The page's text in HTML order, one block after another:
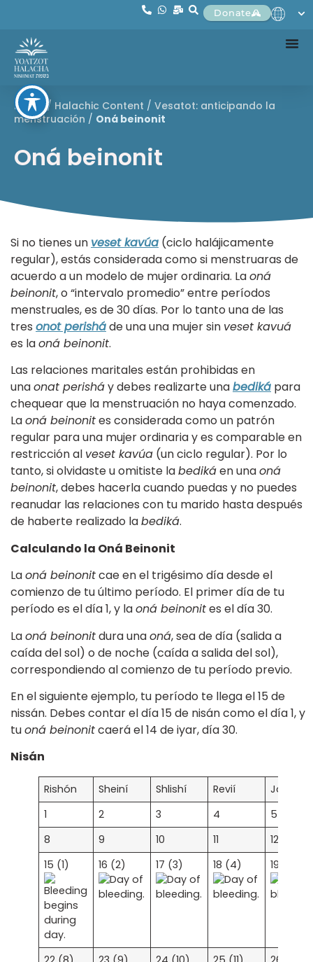
Donate
Home / Halachic Content / Vesatot: anticipando la
menstruación / Oná beinonit
Oná beinonit
Si no tienes un veset kavúa (ciclo halájicamente
regular), estás considerada como si menstruaras de
acuerdo a un modelo de mujer ordinaria. Laoná
beinonit, o “intervalo promedio” entre períodos
menstruales, es de 30 días. Por lo tanto una de las
tres onot perisháde una una mujer sin veset kavuá
es laoná beinonit.
Las relaciones maritales están prohibidas en
unaonat perisháy debes realizarte unabediká para
chequear que la menstruación no haya comenzado.
Laoná beinonites considerada como un patrón
regular para una mujer ordinaria y es comparable en
restricción al veset kavúa (un ciclo regular). Por lo
tanto, si olvidaste u omitiste labedikáen unaoná
beinonit, debes hacerla cuando puedas y no puedes
reanudar las relaciones con tu marido hasta después
de haberte realizado labediká.
Calculando la Oná Beinonit
Laoná beinonitcae en el trigésimo día desde el
comienzo de tu último período. El primer día de tu
período es el día 1, y laoná beinonites el día 30.
Laoná beinonitdura unaoná, sea de día (salida a
caída del sol) o de noche (caída a salida del sol),
correspondiendo al comienzo de tu período previo.
En el siguiente ejemplo, tu período te llega el 15 de
nissán. Debes contar el día 15 de nisán como el día 1, y
tuoná beinonitcaerá el 14 de iyar, día 30.
Nisán
Rishón Sheiní Shlishí Revií
Jamishí
1
2 3 4
5
8
9 10 11
12
15 (1)
16 (2) 17 (3) 18 (4) 19 (5)